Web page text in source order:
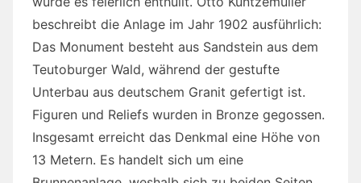
beschreibt die Anlage im Jahr 1902 ausführlich:
Das Monument besteht aus Sandstein aus dem
Teutoburger Wald, während der gestufte
Unterbau aus deutschem Granit gefertigt ist.
Figuren und Reliefs wurden in Bronze gegossen.
Insgesamt erreicht das Denkmal eine Höhe von
13 Metern. Es handelt sich um eine